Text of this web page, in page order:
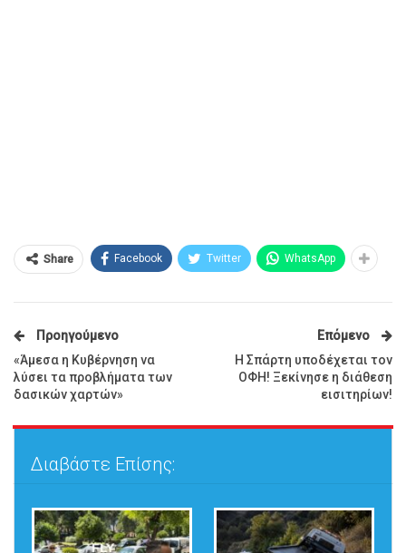
Share Facebook Twitter WhatsApp
Προηγούμενο
«Άμεσα η Κυβέρνηση να
λύσει τα προβλήματα των
δασικών χαρτών»
Επόμενο
Η Σπάρτη υποδέχεται τον
ΟΦΗ! Ξεκίνησε η διάθεση
εισιτηρίων!
Διαβάστε Επίσης: